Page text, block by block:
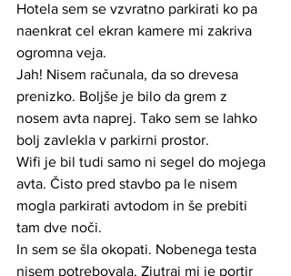
Hotela sem se vzvratno parkirati ko pa
naenkrat cel ekran kamere mi zakriva
ogromna veja.
Jah! Nisem računala, da so drevesa
prenizko. Boljše je bilo da grem z
nosem avta naprej. Tako sem se lahko
bolj zavlekla v parkirni prostor.
Wifi je bil tudi samo ni segel do mojega
avta. Čisto pred stavbo pa le nisem
mogla parkirati avtodom in še prebiti
tam dve noči.
In sem se šla okopati. Nobenega testa
nisem potrebovala. Zjutraj mi je portir